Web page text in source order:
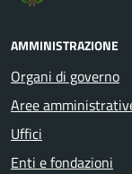
AMMINISTRAZIONE
Organi di governo
Aree
Uffici
Enti e fondazioni